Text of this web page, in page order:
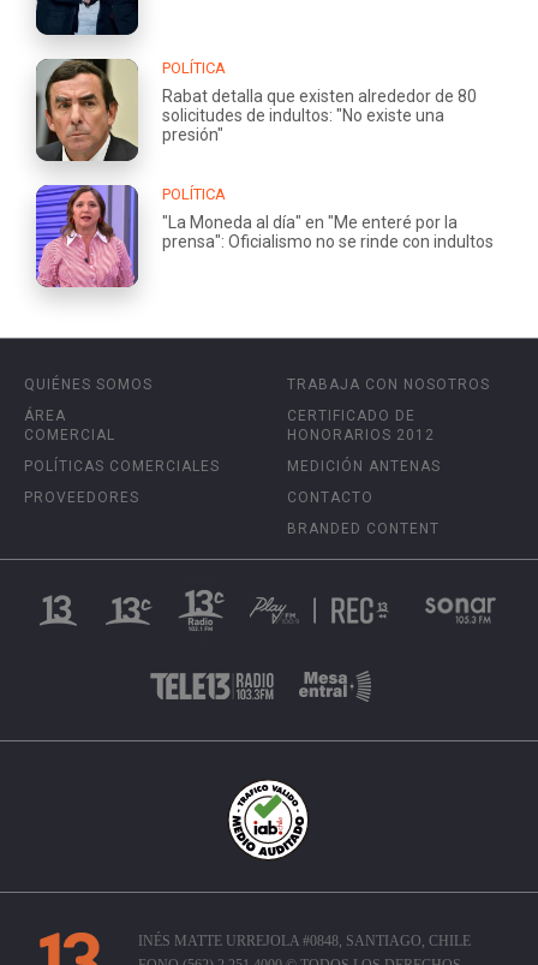
POLÍTICA
Rabat detalla que existen alrededor de 80
solicitudes de indultos: "No existe una
presión"
POLÍTICA
"La Moneda al día" en "Me enteré por la
prensa": Oficialismo no se rinde con indultos
QUIÉNES SOMOS
ÁREA
COMERCIAL
POLÍTICAS COMERCIALES
PROVEEDORES
TRABAJA CON NOSOTROS
CERTIFICADO DE
HONORARIOS 2012
MEDICIÓN ANTENAS
CONTACTO
BRANDED CONTENT
INÉS MATTE URREJOLA #0848, SANTIAGO, CHILE